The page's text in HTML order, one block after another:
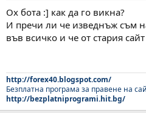
Ох бота :] как да го викна?
И пречи ли че изведнъж съм
във всичко и че от стария
http://forex40.blogspot.com/
Безплатна програма за правене на
http://bezplatniprogrami.hit.bg/